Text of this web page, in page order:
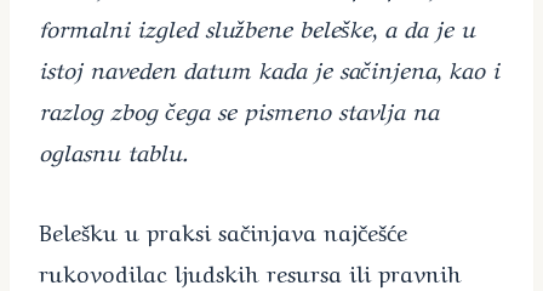
formalni izgled službene beleške, a da je u
istoj naveden datum kada je sačinjena, kao i
razlog zbog čega se pismeno stavlja na
oglasnu tablu.
Belešku u praksi sačinjava najčešće
rukovodilac ljudskih resursa ili pravnih